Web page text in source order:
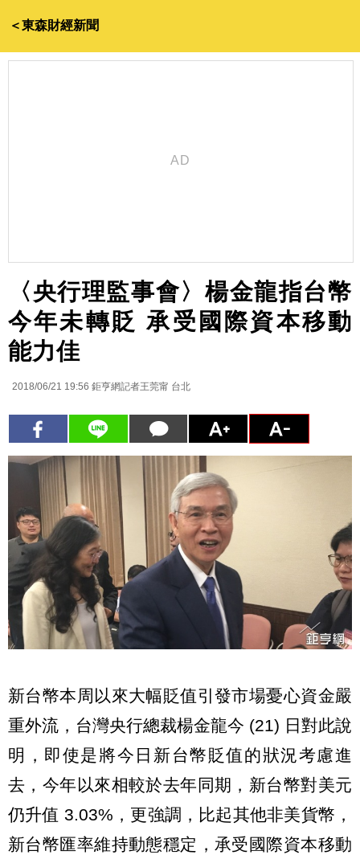
＜東森財經新聞
〈央行理監事會〉楊金龍指台幣
今年未轉貶 承受國際資本移動
能力佳
2018/06/21 19:56 鉅亨網記者王莞甯 台北
新台幣本周以來大幅貶值引發市場憂心資金嚴
重外流，台灣央行總裁楊金龍今 (21) 日對此說
明，即使是將今日新台幣貶值的狀況考慮進
去，今年以來相較於去年同期，新台幣對美元
仍升值 3.03%，更強調，比起其他非美貨幣，
新台幣匯率維持動態穩定，承受國際資本移動